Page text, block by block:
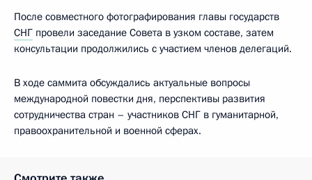
После совместного фотографирования главы государств
СНГ провели заседание Совета в узком составе, затем
консультации продолжились с участием членов делегаций.
В ходе саммита обсуждались актуальные вопросы
международной повестки дня, перспективы развития
сотрудничества стран – участников СНГ в гуманитарной,
правоохранительной и военной сферах.